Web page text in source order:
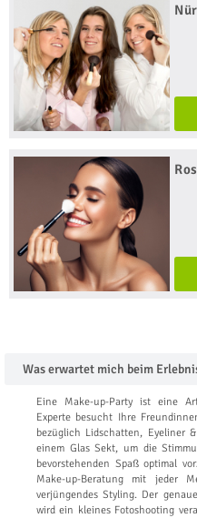
Was erwartet mich beim
Eine Make-up-Party ist eine
Experte besucht Ihre
bezüglich Lidschatten, Eyeliner
einem Glas Sekt, um die
bevorstehenden Spaß optimal
Make-up-Beratung mit jeder
verjüngendes Styling. Der
wird ein kleines Fotoshooting